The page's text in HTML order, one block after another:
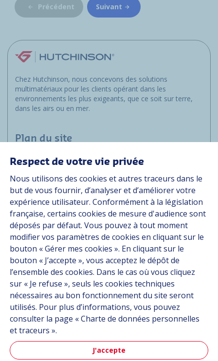
Précédent Suivant
Chez Hutchinson, nous concevons des solutions
multimatériaux pour les clients opérant dans les
environnements les plus exigeants, que ce soit sur terre,
dans les airs ou en mer.
Plan du site
Applications
Solutions
Ressources
À propos
Carrière
Contact
Suivez-nous
Linkedin
Instagram
Respect de votre vie privée
Nous utilisons des cookies et autres traceurs dans le
but de vous fournir, d’analyser et d’améliorer votre
expérience utilisateur. Conformément à la législation
française, certains cookies de mesure d'audience sont
déposés par défaut. Vous pouvez à tout moment
modifier vos paramètres de cookies en cliquant sur le
bouton « Gérer mes cookies ». En cliquant sur le
bouton « J’accepte », vous acceptez le dépôt de
l’ensemble des cookies. Dans le cas où vous cliquez
sur « Je refuse », seuls les cookies techniques
nécessaires au bon fonctionnement du site seront
utilisés. Pour plus d’informations, vous pouvez
consulter la page « Charte de données personnelles
et traceurs ».
J'accepte